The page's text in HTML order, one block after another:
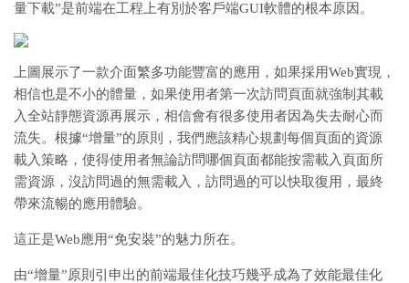
量下載”是前端在工程上有別於客戶端GUI軟體的根本原因。
上圖展示了一款介面繁多功能豐富的應用，如果採用Web實現，
相信也是不小的體量，如果使用者第一次訪問頁面就強制其載
入全站靜態資源再展示，相信會有很多使用者因為失去耐心而
流失。根據“增量”的原則，我們應該精心規劃每個頁面的資源
載入策略，使得使用者無論訪問哪個頁面都能按需載入頁面所
需資源，沒訪問過的無需載入，訪問過的可以快取復用，最終
帶來流暢的應用體驗。
這正是Web應用“免安裝”的魅力所在。
由“增量”原則引申出的前端最佳化技巧幾乎成為了效能最佳化